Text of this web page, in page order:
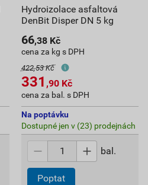
Hydroizolace asfaltová
DenBit Disper DN 5 kg
66,38 Kč
cena za kg s DPH
422,53 Kč
331 ,90 Kč
cena za bal. s DPH
Na poptávku
Dostupné jen v (23) prodejnách
bal.
Poptat